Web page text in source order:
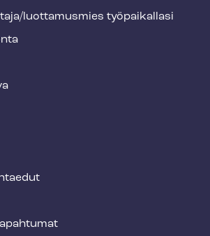
luottamusmies työpaikallasi